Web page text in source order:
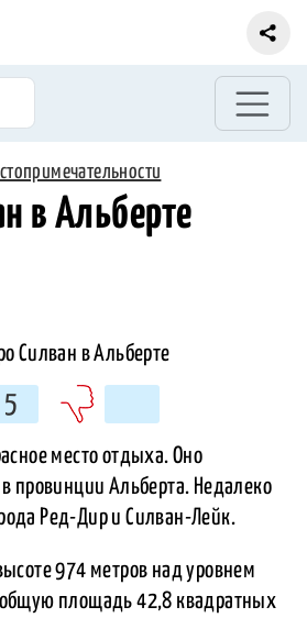
в Альберте
5
место отдыха. Оно
провинции Альберта. Недалеко
Ред-Дир и Силван-Лейк.
974 метров над уровнем
площадь 42,8 квадратных